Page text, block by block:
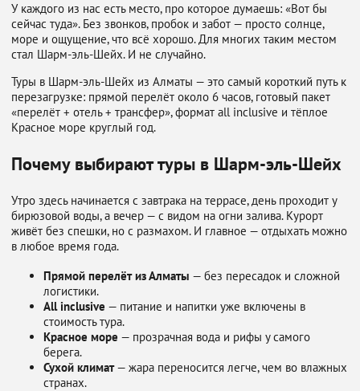
У каждого из нас есть место, про которое думаешь: «Вот бы
сейчас туда». Без звонков, пробок и забот — просто солнце,
море и ощущение, что всё хорошо. Для многих таким местом
стал Шарм-эль-Шейх. И не случайно.
Туры в Шарм-эль-Шейх из Алматы — это самый короткий путь к
перезагрузке: прямой перелёт около 6 часов, готовый пакет
«перелёт + отель + трансфер», формат all inclusive и тёплое
Красное море круглый год.
Почему выбирают туры в Шарм-эль-Шейх
Утро здесь начинается с завтрака на террасе, день проходит у
бирюзовой воды, а вечер — с видом на огни залива. Курорт
живёт без спешки, но с размахом. И главное — отдыхать можно
в любое время года.
Прямой перелёт из Алматы — без пересадок и сложной
логистики.
All inclusive — питание и напитки уже включены в
стоимость тура.
Красное море — прозрачная вода и рифы у самого
берега.
Сухой климат— жара переносится легче, чем во влажных
странах.